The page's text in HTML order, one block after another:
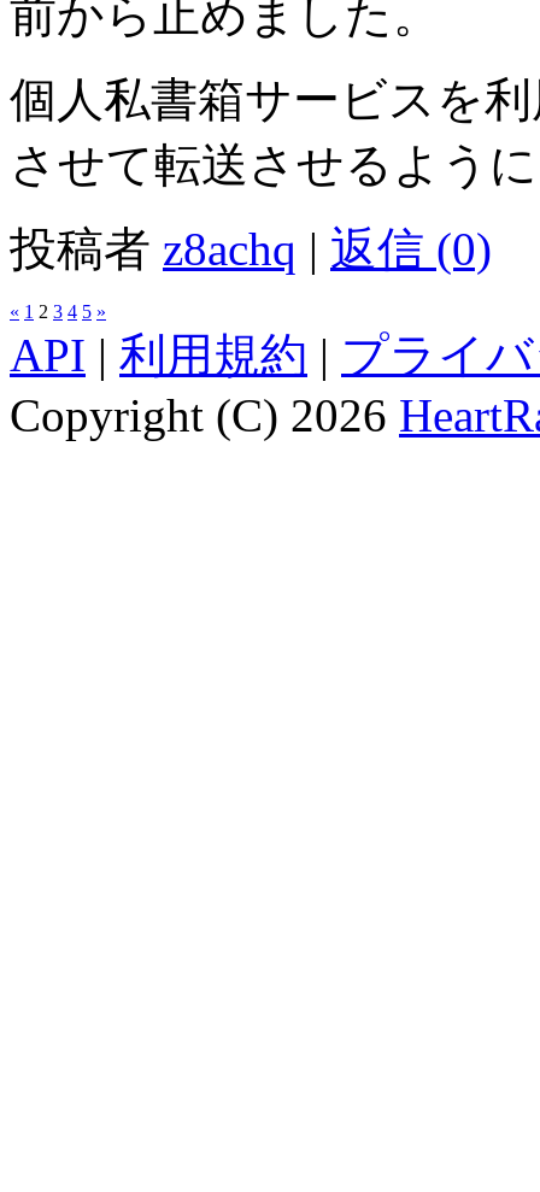
前から止めました。
個人私書箱サービスを
させて転送させるよう
投稿者 z8achq | 返信 (0)
« 1 2 3 4 5 »
API | 利用規約 | プライ
Copyright (C) 2026